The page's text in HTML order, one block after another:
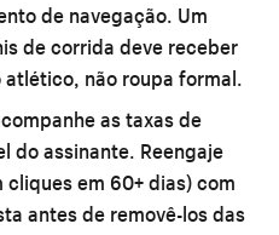
de navegação. Um
de corrida deve receber
não roupa formal.
as taxas de
do assinante. Reengaje
em 60+ dias) com
antes de removê-los das